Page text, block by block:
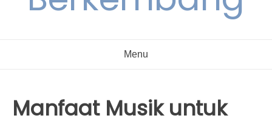
Menu
Manfaat Musik untuk